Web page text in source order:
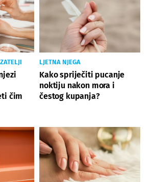
čim
LJETNA NJEGA
Kako spriječiti pucanje
noktiju nakon mora i
čestog kupanja?